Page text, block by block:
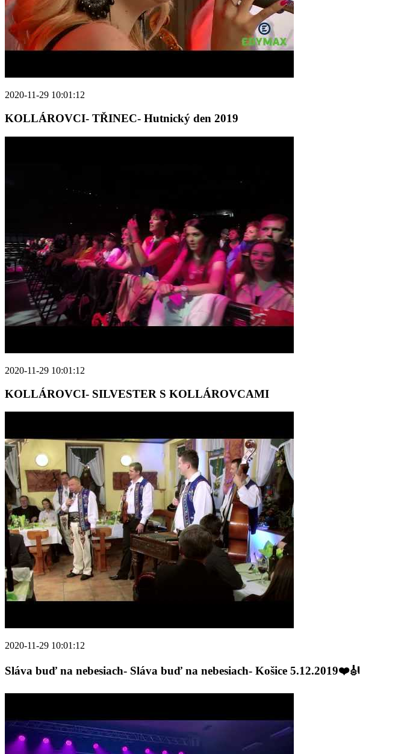
2020-11-29 10:01:12
KOLLÁROVCI- TŘINEC- Hutnický den 2019
2020-11-29 10:01:12
KOLLÁROVCI- SILVESTER S KOLLÁROVCAMI
2020-11-29 10:01:12
Sláva buď na nebesiach- Sláva buď na nebesiach- Košice 5.12.2019❤️🎻